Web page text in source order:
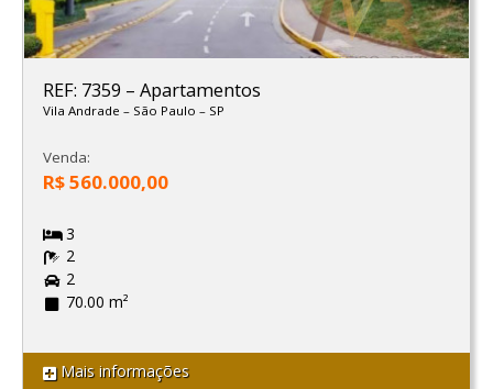
REF: 7359 – Apartamentos
Vila Andrade – São Paulo – SP
Venda:
R$ 560.000,00
3
2
2
70.00 m²
Mais informações